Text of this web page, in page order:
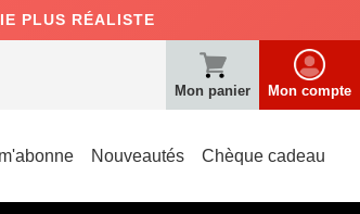
PLUS RÉALISTE
Mon panier Mon compte
Nouveautés Chèque cadeau